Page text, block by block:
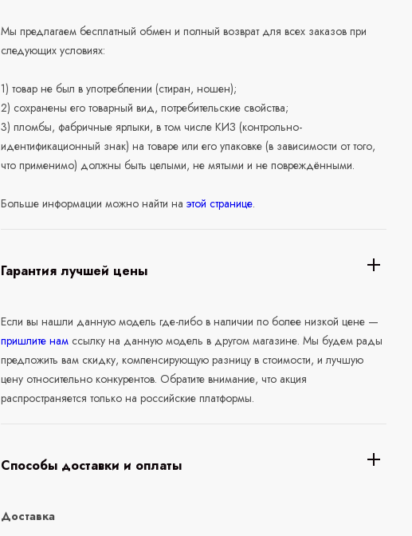
Мы предлагаем бесплатный обмен и полный возврат для всех заказов при
следующих условиях:
1) товар не был в употреблении (стиран, ношен);
2) сохранены его товарный вид, потребительские свойства;
3) пломбы, фабричные ярлыки, в том числе КИЗ (контрольно-
идентификационный знак) на товаре или его упаковке (в зависимости от того,
что применимо) должны быть целыми, не мятыми и не повреждёнными.
Больше информации можно найти наэтой странице.
Гарантия лучшей цены
Если вы нашли данную модель где-либо в наличии по более низкой цене —
пришлите нам ссылку на данную модель в другом магазине. Мы будем рады
предложить вам скидку, компенсирующую разницу в стоимости, и лучшую
цену относительно конкурентов. Обратите внимание, что акция
распространяется только на российские платформы.
Способы доставки и оплаты
Доставка